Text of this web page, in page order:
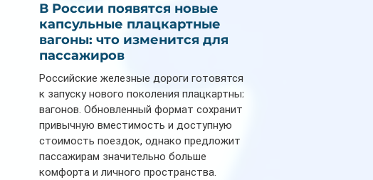
В России появятся новые
капсульные плацкартные
вагоны: что изменится для
пассажиров
Российские железные дороги готовятся
к запуску нового поколения плацкартных
вагонов. Обновленный формат сохранит
привычную вместимость и доступную
стоимость поездок, однако предложит
пассажирам значительно больше
комфорта и личного пространства.